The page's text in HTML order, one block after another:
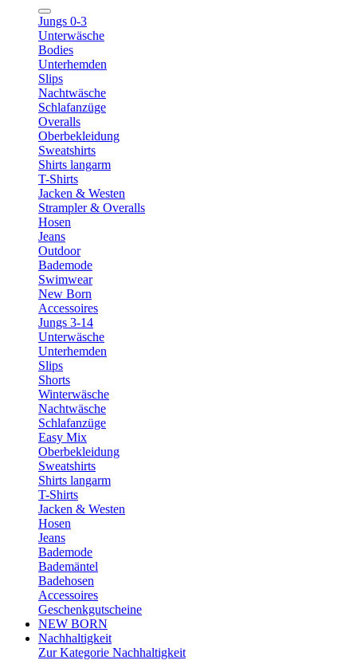
Jungs 0-3
Unterwäsche
Bodies
Unterhemden
Slips
Nachtwäsche
Schlafanzüge
Overalls
Oberbekleidung
Sweatshirts
Shirts langarm
T-Shirts
Jacken & Westen
Strampler & Overalls
Hosen
Jeans
Outdoor
Bademode
Swimwear
New Born
Accessoires
Jungs 3-14
Unterwäsche
Unterhemden
Slips
Shorts
Winterwäsche
Nachtwäsche
Schlafanzüge
Easy Mix
Oberbekleidung
Sweatshirts
Shirts langarm
T-Shirts
Jacken & Westen
Hosen
Jeans
Bademode
Bademäntel
Badehosen
Accessoires
Geschenkgutscheine
NEW BORN
Nachhaltigkeit
Zur Kategorie Nachhaltigkeit